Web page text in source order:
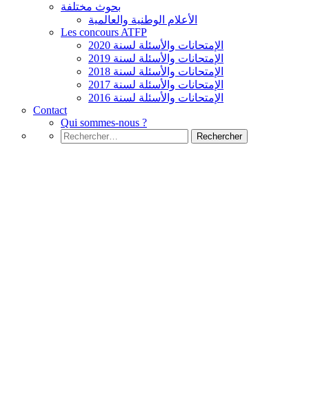
بحوث مختلفة
الأعلام الوطنية والعالمية
Les concours ATFP
الإمتحانات والأسئلة لسنة 2020
الإمتحانات والأسئلة لسنة 2019
الإمتحانات والأسئلة لسنة 2018
الإمتحانات والأسئلة لسنة 2017
الإمتحانات والأسئلة لسنة 2016
Contact
Qui sommes-nous ?
Rechercher :